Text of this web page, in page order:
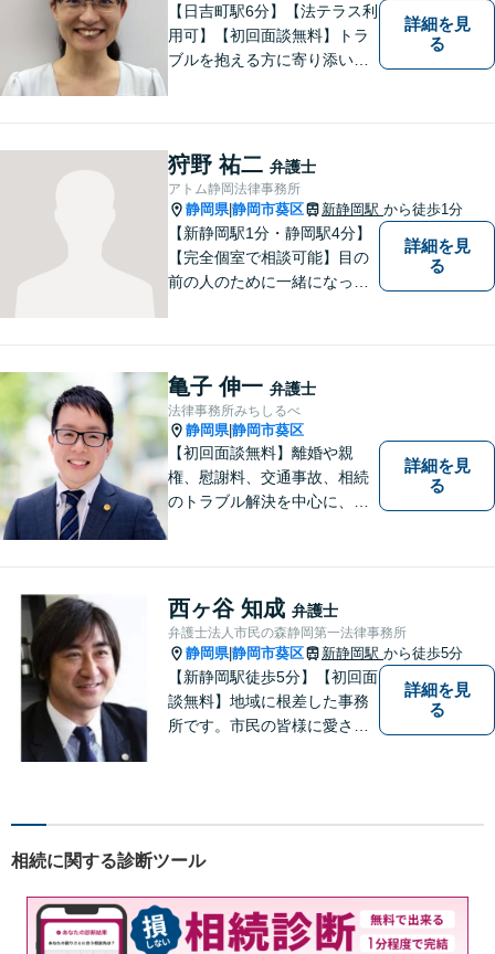
【日吉町駅6分】【法テラス利
用可】【初回面談無料】トラ
ブルを抱える方に寄り添い、
詳細を見
る
狩野 祐二 弁護士
アトム静岡法律事務所
静岡県|静岡市葵区 新静岡駅 から徒歩1分
【新静岡駅1分・静岡駅4分】
【完全個室で相談可能】目の
前の人のために一緒になって
のコミュニケーションを尊重
し、常に最善を尽くすことを
お約束します。 ぜひご相談く
ださい。
詳細を見
る
亀子 伸一 弁護士
法律事務所みちしるべ
静岡県|静岡市葵区
【初回面談無料】離婚や親
権、慰謝料、交通事故、相続
のトラブル解決を中心に、一
護士です。遺言書などのご相
談も、お任せください。【静
岡市の弁護士】
詳細を見
る
西ヶ谷 知成 弁護士
弁護士法人市民の森静岡第一法律事務所
静岡県|静岡市葵区 新静岡駅 から徒歩5分
【新静岡駅徒歩5分】【初回面
談無料】地域に根差した事務
所です。市民の皆様に愛され
軽にご連絡ください。
詳細を見
る
相続に関する診断ツール